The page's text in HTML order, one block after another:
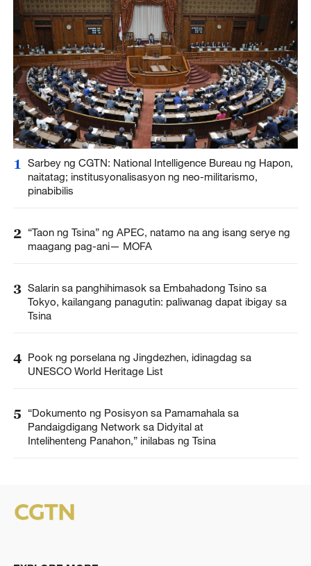
1
Sarbey ng CGTN: National Intelligence Bureau ng Hapon,
naitatag; institusyonalisasyon ng neo-militarismo,
pinabibilis
2 “Taon ng Tsina” ng APEC, natamo na ang isang serye ng
maagang pag-ani— MOFA
3 Salarin sa panghihimasok sa Embahadong Tsino sa
Tokyo, kailangang panagutin: paliwanag dapat ibigay sa
Tsina
4 Pook ng porselana ng Jingdezhen, idinagdag sa
UNESCO World Heritage List
5
“Dokumento ng Posisyon sa Pamamahala sa
Pandaigdigang Network sa Didyital at
Intelihenteng Panahon,” inilabas ng Tsina